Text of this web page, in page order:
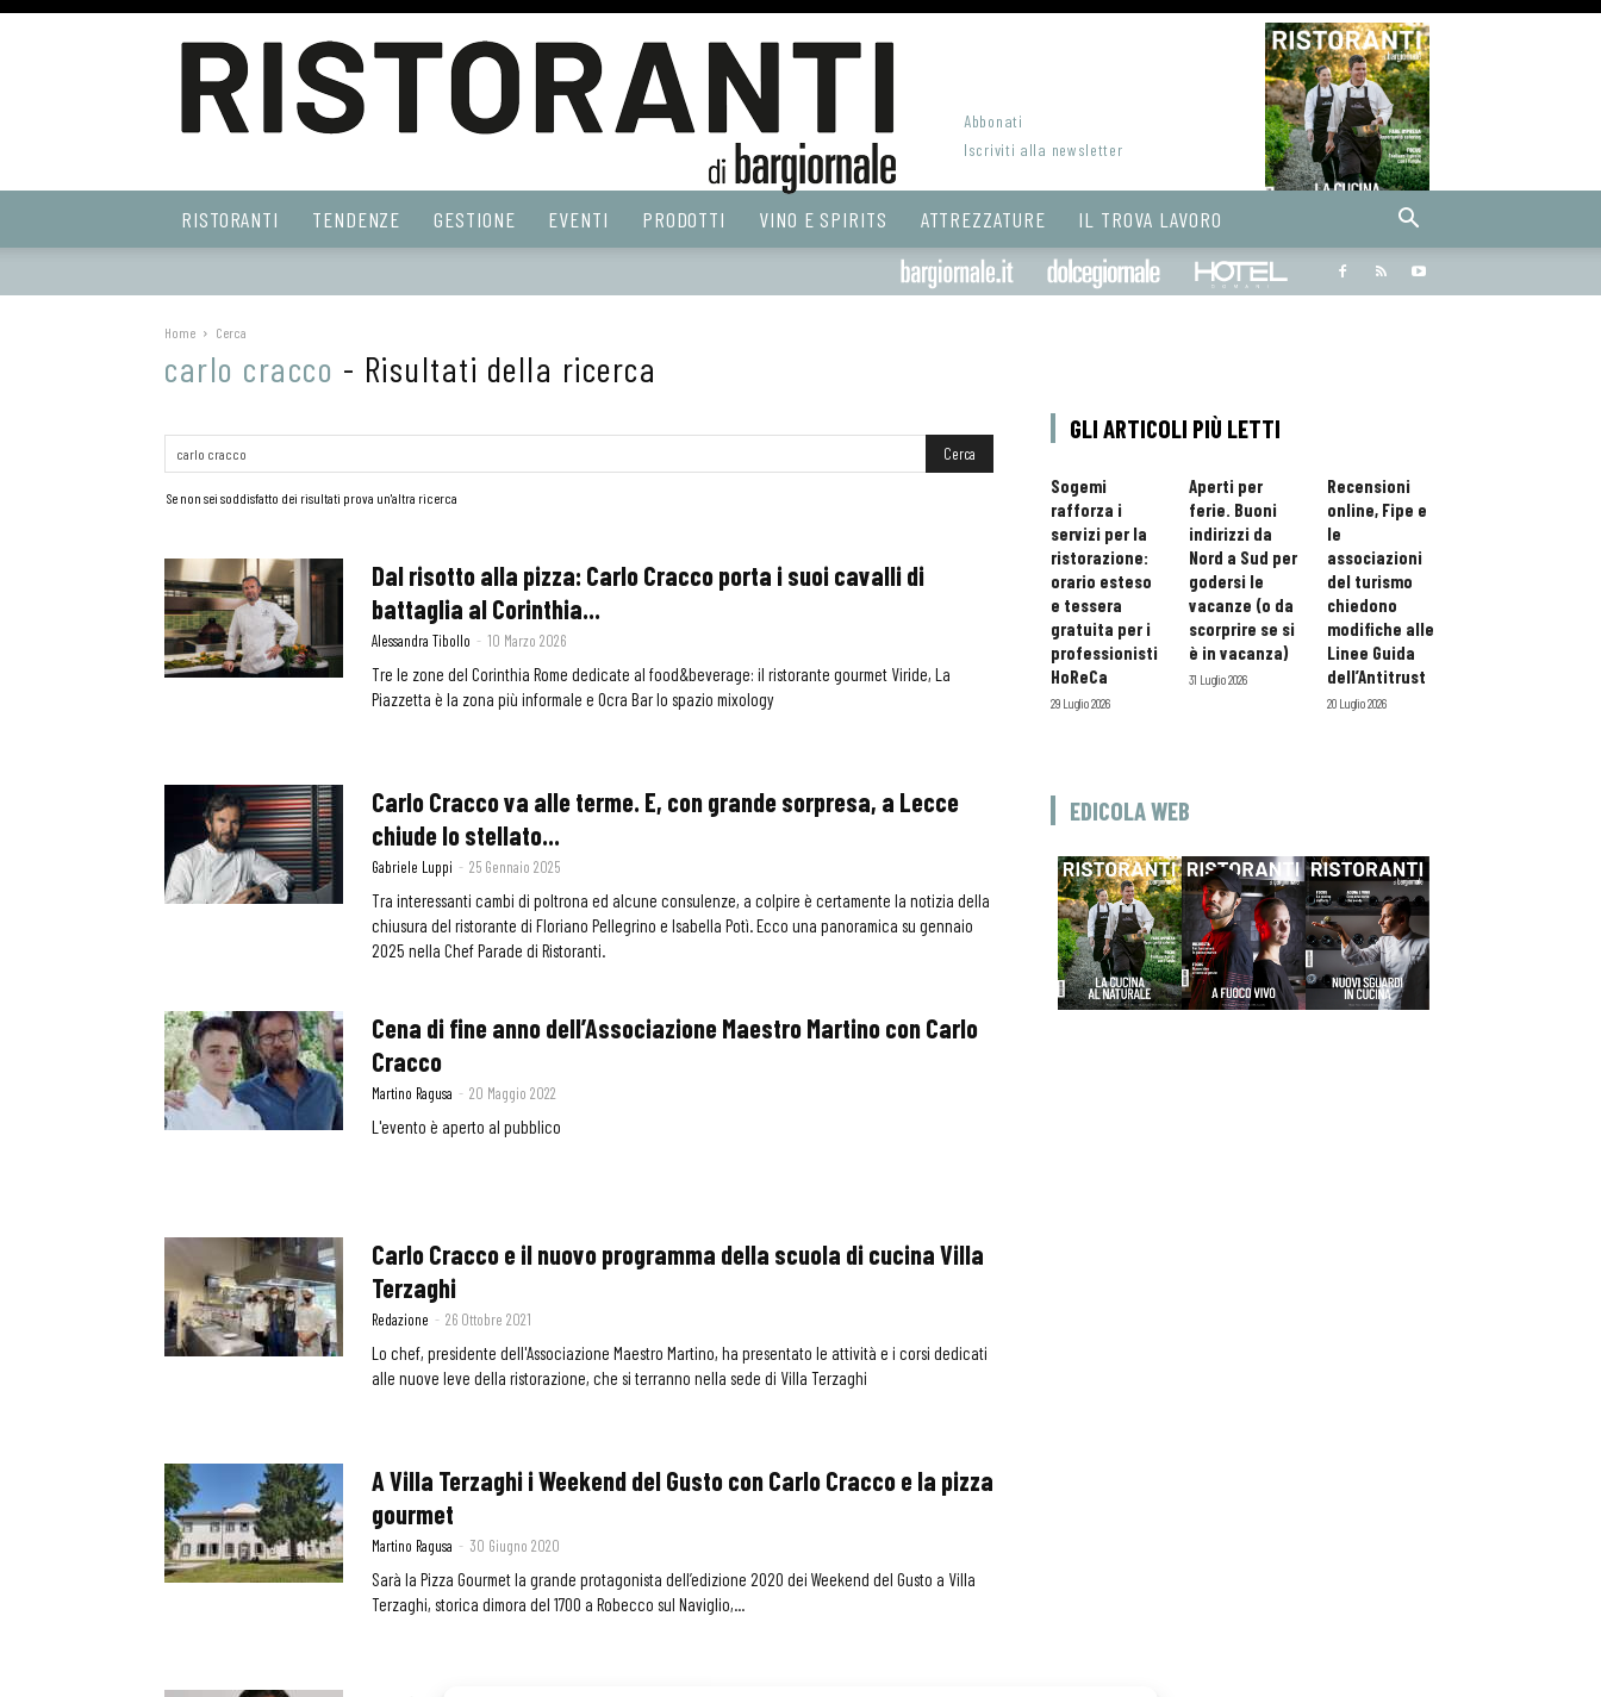
Web
Abbonati
Iscriviti alla newsletter
RISTORANTI TENDENZE GESTIONE EVENTI PRODOTTI VINO E SPIRITS ATTREZZATURE IL TROVA LAVORO
Bargiornale dolcegiornale
Home Cerca
carlo cracco - Risultati della ricerca
Se non sei soddisfatto dei risultati prova un'altra ricerca
Dal risotto alla pizza: Carlo Cracco porta i suoi cavalli di
battaglia al Corinthia...
Alessandra Tibollo - 10 Marzo 2026
Tre le zone del Corinthia Rome dedicate al food&beverage: il ristorante gourmet Viride, La
Piazzetta è la zona più informale e Ocra Bar lo spazio mixology
Carlo Cracco va alle terme. E, con grande sorpresa, a Lecce
chiude lo stellato...
Gabriele Luppi - 25 Gennaio 2025
Tra interessanti cambi di poltrona ed alcune consulenze, a colpire è certamente la notizia della
chiusura del ristorante di Floriano Pellegrino e Isabella Potì. Ecco una panoramica su gennaio
2025 nella Chef Parade di Ristoranti.
Cena di fine anno dell’Associazione Maestro Martino con Carlo
Cracco
Martino Ragusa - 20 Maggio 2022
L'evento è aperto al pubblico
Carlo Cracco e il nuovo programma della scuola di cucina Villa
Terzaghi
Redazione - 26 Ottobre 2021
Lo chef, presidente dell'Associazione Maestro Martino, ha presentato le attività e i corsi dedicati
alle nuove leve della ristorazione, che si terranno nella sede di Villa Terzaghi
A Villa Terzaghi i Weekend del Gusto con Carlo Cracco e la pizza
gourmet
Martino Ragusa - 30 Giugno 2020
Sarà la Pizza Gourmet la grande protagonista dell’edizione 2020 dei Weekend del Gusto a Villa
Terzaghi, storica dimora del 1700 a Robecco sul Naviglio,...
GLI ARTICOLI PIÙ LETTI
Sogemi
rafforza i
servizi per la
ristorazione:
orario esteso
e tessera
gratuita per i
professionisti
HoReCa
29 Luglio 2026
Aperti per
ferie. Buoni
indirizzi da
Nord a Sud per
godersi le
vacanze (o da
scorprire se si
è in vacanza)
31 Luglio 2026
Recensioni
online, Fipe e
le
associazioni
del turismo
chiedono
modifiche alle
Linee Guida
dell’Antitrust
20 Luglio 2026
EDICOLA WEB